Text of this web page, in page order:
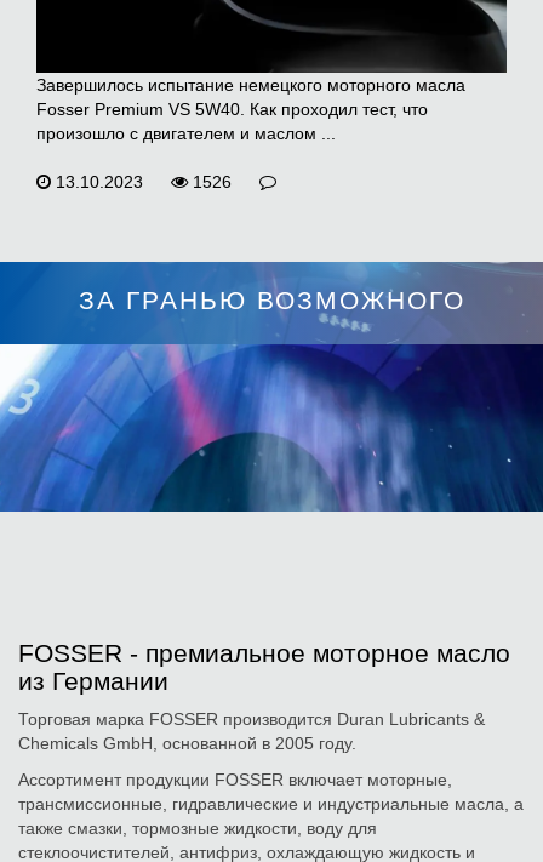
Завершилось испытание немецкого моторного масла
Fosser Premium VS 5W40. Как проходил тест, что
произошло с двигателем и маслом ...
13.10.2023 1526
ЗА ГРАНЬЮ ВОЗМОЖНОГО
FOSSER - премиальное моторное масло
из Германии
Торговая марка FOSSER производится Duran Lubricants &
Chemicals GmbH, основанной в 2005 году.
Ассортимент продукции FOSSER включает моторные,
трансмиссионные, гидравлические и индустриальные масла, а
также смазки, тормозные жидкости, воду для
стеклоочистителей, антифриз, охлаждающую жидкость и